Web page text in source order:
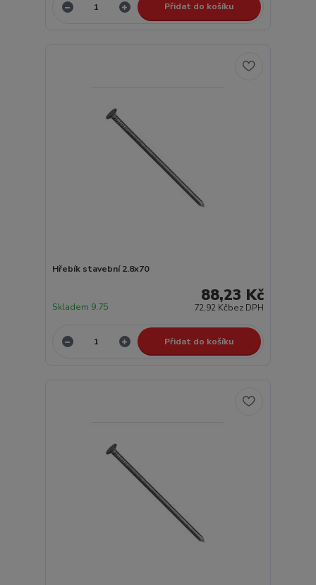
Přidat do košíku
Hřebík stavební 2.8x70
88,23 Kč
72,92 Kčbez DPH
Skladem 9.75
Přidat do košíku